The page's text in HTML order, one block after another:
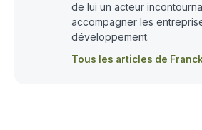
de lui un acteur
accompagner les
développement.
Tous les articles de